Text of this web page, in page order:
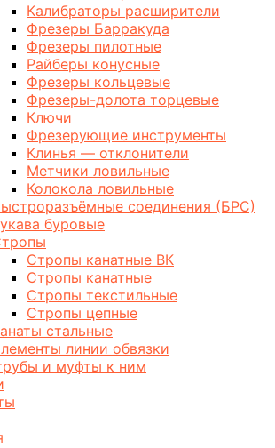
Калибраторы расширители
Фрезеры Барракуда
Фрезеры пилотные
Райберы конусные
Фрезеры кольцевые
Фрезеры-долота торцевые
Ключи
Фрезерующие инструменты
Клинья — отклонители
Метчики ловильные
Колокола ловильные
соединения (БРС)
буровые
Стропы канатные ВК
Стропы канатные
Стропы текстильные
Стропы цепные
стальные
линии обвязки
и муфты к ним